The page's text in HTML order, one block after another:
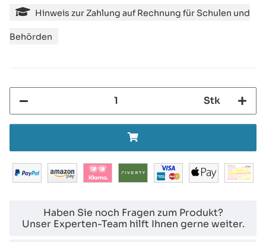
Hinweis zur Zahlung auf Rechnung für Schulen und
Behörden
Stk
Haben Sie noch Fragen zum Produkt?
Unser Experten-Team hilft Ihnen gerne weiter.